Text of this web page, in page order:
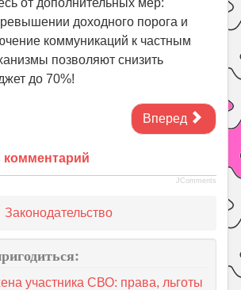
от дополнительных мер:
доходного порога и
коммуникаций к частным
позволяют снизить
до 70%!
Вперед
комментарий
JComments
Законодательство
участника СВО: права, льготы